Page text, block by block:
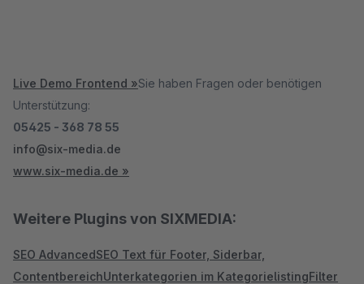
Live Demo Frontend »Sie haben Fragen oder benötigen
Unterstützung:
05425 - 368 78 55
info@six-media.de
www.six-media.de »
Weitere Plugins von SIXMEDIA:
SEO AdvancedSEO Text für Footer, Siderbar,
ContentbereichUnterkategorien im KategorielistingFilter